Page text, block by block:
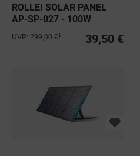
ROLLEI SOLAR PANEL
AP-SP-027 - 100W
39,50 €
UVP: 299,00 €